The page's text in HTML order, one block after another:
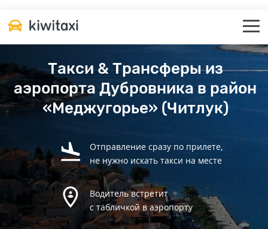
Такси & Трансферы из
аэропорта Дубровника в район
«Меджугорье» (Читлук)
Отправление сразу по прилете,
не нужно искать такси на месте
Водитель встретит
с табличкой в аэропорту